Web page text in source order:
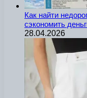
Как найти
сэкономить
28.04.2026